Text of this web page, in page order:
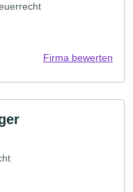
Firma bewerten